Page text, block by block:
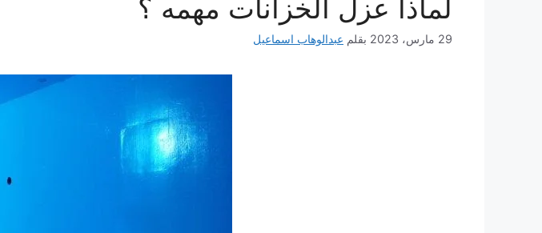
لماذا عزل الخزانات مهمه ؟
29 مارس، 2023 بقلم عبدالوهاب اسماعيل